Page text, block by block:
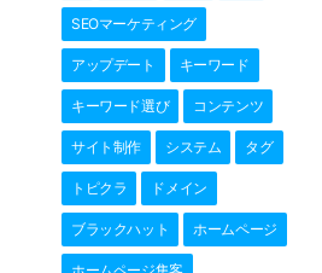
SEOマーケティング
アップデート キーワード
キーワード選び コンテンツ
サイト制作 システム タグ
トピクラ ドメイン
ブラックハット ホームページ